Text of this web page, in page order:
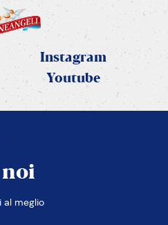
Instagram
Youtube
noi
al meglio